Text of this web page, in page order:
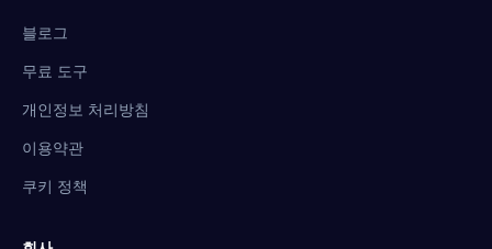
블로그
무료 도구
개인정보 처리방침
이용약관
쿠키 정책